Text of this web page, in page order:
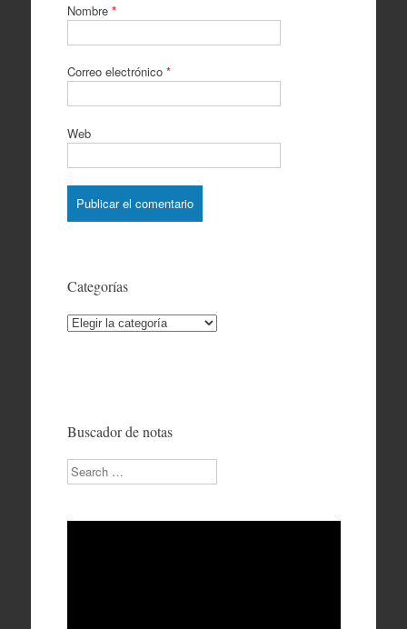
Nombre *
Correo electrónico *
Web
Categorías
Categorías
Buscador de notas
Search